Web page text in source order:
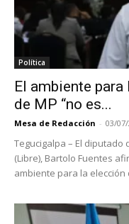
Política
El ambiente
de MP “no es...
Mesa de Redacción - 03/
Tegucigalpa – El
(Libre), Bartolo Fuentes
ambiente para la elección